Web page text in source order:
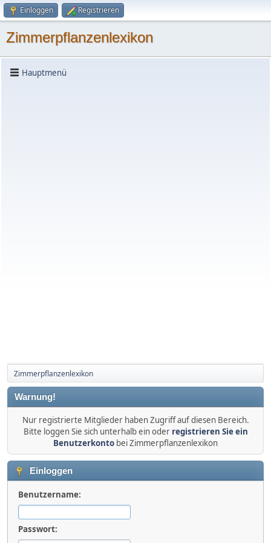
Einloggen Registrieren
Zimmerpflanzenlexikon
Hauptmenü
Zimmerpflanzenlexikon
Warnung!
Nur registrierte Mitglieder haben Zugriff auf diesen Bereich.
Bitte loggen Sie sich unterhalb ein oder registrieren Sie ein
Benutzerkonto bei Zimmerpflanzenlexikon
Einloggen
Benutzername:
Passwort: